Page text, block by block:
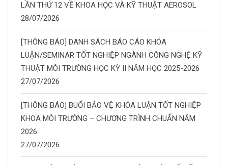
LẦN THỨ 12 VỀ KHOA HỌC VÀ KỸ THUẬT AEROSOL
28/07/2026
[THÔNG BÁO] DANH SÁCH BÁO CÁO KHÓA
LUẬN/SEMINAR TỐT NGHIỆP NGÀNH CÔNG NGHỆ KỸ
THUẬT MÔI TRƯỜNG HỌC KỲ II NĂM HỌC 2025-2026
27/07/2026
[THÔNG BÁO] BUỔI BẢO VỆ KHÓA LUẬN TỐT NGHIỆP
KHOA MÔI TRƯỜNG – CHƯƠNG TRÌNH CHUẨN NĂM
2026
27/07/2026